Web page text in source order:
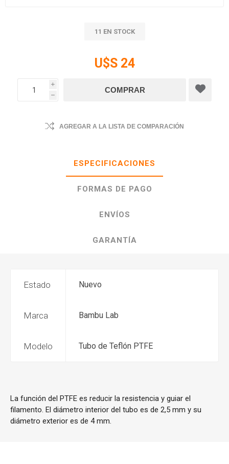
11 EN STOCK
U$S 24
i
h
AGREGAR A LA LISTA DE COMPARACIÓN
ESPECIFICACIONES
FORMAS DE PAGO
ENVÍOS
GARANTÍA
Estado Nuevo
Marca Bambu Lab
Modelo Tubo de Teflón PTFE
La función del PTFE es reducir la resistencia y guiar el
filamento. El diámetro interior del tubo es de 2,5 mm y su
diámetro exterior es de 4 mm.